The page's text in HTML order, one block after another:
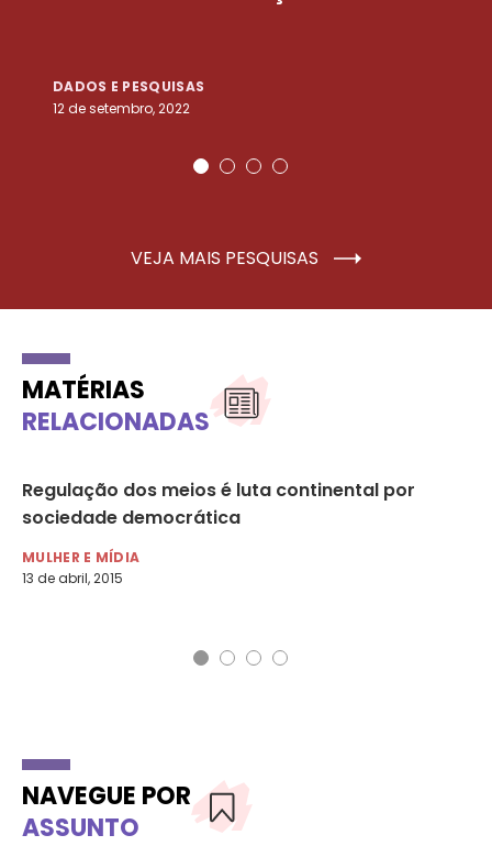
DADOS E PESQUISAS
12 de setembro, 2022
VEJA MAIS PESQUISAS
MATÉRIAS
RELACIONADAS
Regulação dos meios é luta continental por
sociedade democrática
MULHER E MÍDIA
13 de abril, 2015
NAVEGUE POR
ASSUNTO